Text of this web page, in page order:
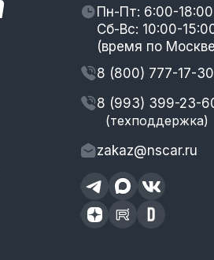
Пн-Пт: 6:00-18:00
Сб-Вс: 10:00-
(время по
8 (800) 777-17-30
8 (993) 399-23-
(техподдержка)
zakaz@nscar.ru